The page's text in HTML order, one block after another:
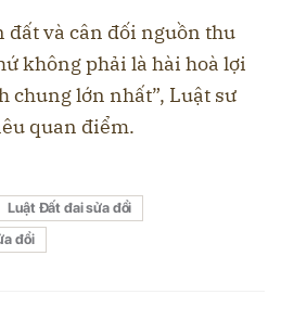
đất và cân đối nguồn thu
không phải là hài hoà lợi
chung lớn nhất”, Luật sư
quan điểm.
Luật Đất đai sửa đổi
đổi